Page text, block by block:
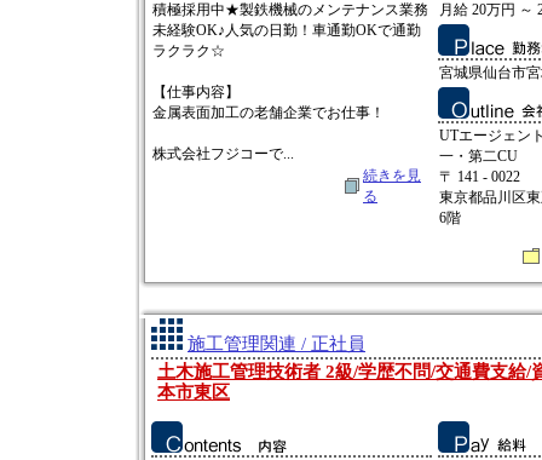
積極採用中★製鉄機械のメンテナンス業務
未経験OK♪人気の日勤！車通勤OKで通勤
ラクラク☆
【仕事内容】
金属表面加工の老舗企業でお仕事！
株式会社フジコーで...
続きを見
る
月給 20万円 ～
宮城県仙台市
UTエージェン
一・第二CU
〒 141 - 0022
東京都品川区
6階
施工管理関連 / 正社員
土木施工管理技術者 2級/学歴不問/交通費支給/
本市東区